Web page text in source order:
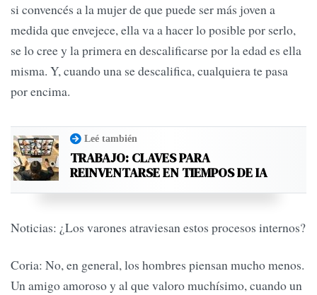
si convencés a la mujer de que puede ser más joven a
medida que envejece, ella va a hacer lo posible por serlo,
se lo cree y la primera en descalificarse por la edad es ella
misma. Y, cuando una se descalifica, cualquiera te pasa
por encima.
Leé también
TRABAJO: CLAVES PARA
REINVENTARSE EN TIEMPOS DE IA
Noticias: ¿Los varones atraviesan estos procesos internos?
Coria: No, en general, los hombres piensan mucho menos.
Un amigo amoroso y al que valoro muchísimo, cuando un